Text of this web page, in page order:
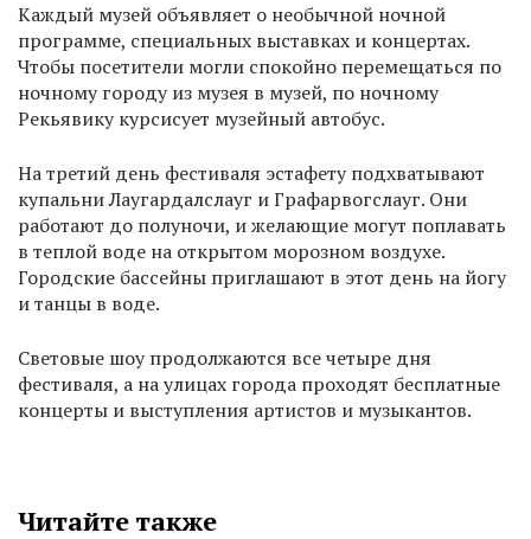
Каждый музей объявляет о необычной ночной
программе, специальных выставках и концертах.
Чтобы посетители могли спокойно перемещаться по
ночному городу из музея в музей, по ночному
Рекьявику курсисует музейный автобус.
На третий день фестиваля эстафету подхватывают
купальни Лаугардалслауг и Графарвогслауг. Они
работают до полуночи, и желающие могут поплавать
в теплой воде на открытом морозном воздухе.
Городские бассейны приглашают в этот день на йогу
и танцы в воде.
Световые шоу продолжаются все четыре дня
фестиваля, а на улицах города проходят бесплатные
концерты и выступления артистов и музыкантов.
Читайте также